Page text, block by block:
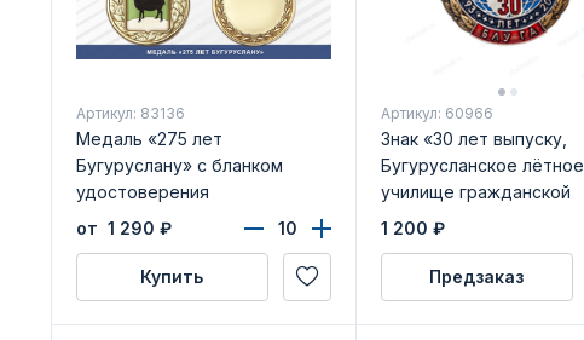
Артикул: 83136
Медаль «275 лет
Бугуруслану» с бланком
удостоверения
от 1 290 ₽
Купить
Артикул: 60966
Знак «30 лет выпуску,
Бугурусланское лётное
училище гражданской
авиации БЛУ ГА. АН-2»
1 200 ₽
Предзаказ